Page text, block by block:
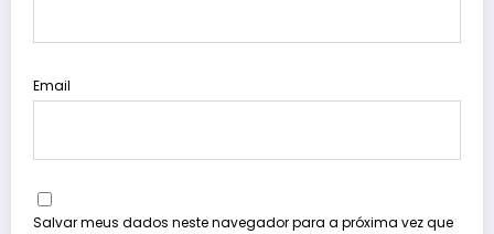
Email
Salvar meus dados neste navegador para a próxima vez que